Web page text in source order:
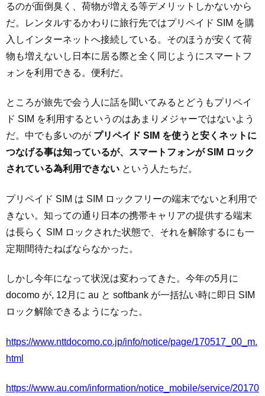
るのが面倒臭く、荷物が増える等デメリットしかないから
だ。レンタルするかわりに旅行先ではプリペイド SIM を購
入しインターネットへ接続している。そのほうが安くて荷
物も増えないし日本に居る際と全く同じようにスマートフ
ォンを利用できる。便利だ。
ところが旅先で会う人に話を聞いてみるとどうもプリペイ
ド SIM を利用するというのはあまりメジャーではないよう
だ。中でも多いのが プリペイド SIM を使うと安くネットに
つなげる事は知っているが、スマートフォンが SIM ロック
されている為利用できない という人たちだ。
プリペイド SIM は SIM ロックフリーの端末でないと利用で
きない。知っての通り日本の携帯キャリアの提供する端末
は長らく SIM ロックされた状態で、それを解除するにも一
定期間待たねばならなかった。
しかし今年になって状況は変わってきた。今年の5月に
docomo が, 12月に au と softbank が一括払い時に即日 SIM
ロック解除できるようになった。
https://www.nttdocomo.co.jp/info/notice/page/170517_00_m.
html
https://www.au.com/information/notice_mobile/service/20170